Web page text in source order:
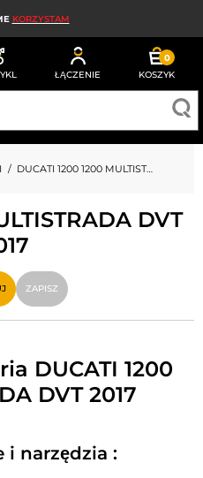
KORZYSTAM
ŁĄCZENIE
0
KOSZYK
DLA MĘŻCZYZN
DAMSKIE
MOTOCYKLOWA
DUCATI 1200 1200 MULTISTRADA DVT
DVT
ZAPISZ
DUCATI 1200
DVT 2017
i narzędzia :